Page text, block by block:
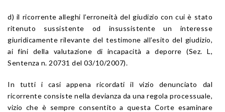
d) il ricorrente alleghi l’erroneità del giudizio con cui è stato
ritenuto sussistente od insussistente un interesse
giuridicamente rilevante del testimone all’esito del giudizio,
ai fini della valutazione di incapacità a deporre (Sez. L,
Sentenza n. 20731 del 03/10/2007).
In tutti i casi appena ricordati il vizio denunciato dal
ricorrente consiste nella devianza da una regola processuale,
vizio che è sempre consentito a questa Corte esaminare